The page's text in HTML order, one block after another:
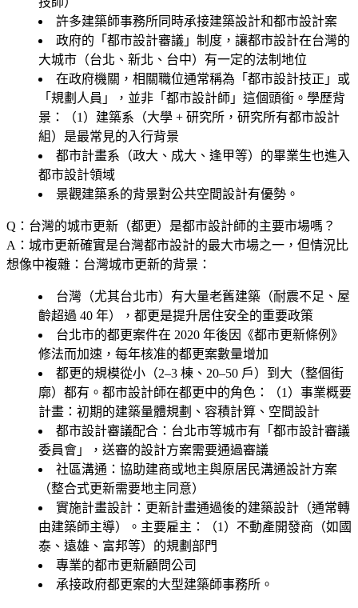
許多建築師事務所同時承接建築設計和都市設計案
政府的「都市設計審議」制度，讓都市設計在台灣的
大城市（台北、新北、台中）有一定的法制地位
在政府機關，相關職位通常稱為「都市設計技正」或
「規劃人員」，並非「都市設計師」這個頭銜。學歷背
景：（1）建築系（大學 + 研究所，研究所有都市設計
組）是最常見的入行背景
都市計畫系（政大、成大、逢甲等）的畢業生也進入
都市設計領域
景觀建築系的背景對公共空間設計有優勢。
Q：台灣的城市更新（都更）是都市設計師的主要市場嗎？
A：城市更新確實是台灣都市設計的最大市場之一，但情況比
想像中複雜：台灣城市更新的背景：
台灣（尤其台北市）有大量老舊建築（耐震不足、屋
齡超過 40 年），都更是提升居住安全的重要政策
台北市的都更案件在 2020 年後因《都市更新條例》
修法而加速，每年核准的都更案數量增加
都更的規模從小（2–3 棟、20–50 戶）到大（整個街
廓）都有。都市設計師在都更中的角色：（1） 事業概要
計畫 ：初期的建築量體規劃、容積計算、空間設計
都市設計審議配合 ：台北市等城市有「都市設計審議
委員會」，送審的設計方案需要通過審議
社區溝通 ：協助建商或地主與原居民溝通設計方案
（整合式更新需要地主同意）
實施計畫設計 ：更新計畫通過後的建築設計（通常轉
由建築師主導）。主要雇主：（1）不動產開發商（如國
泰、遠雄、富邦等）的規劃部門
專業的都市更新顧問公司
承接政府都更案的大型建築師事務所。